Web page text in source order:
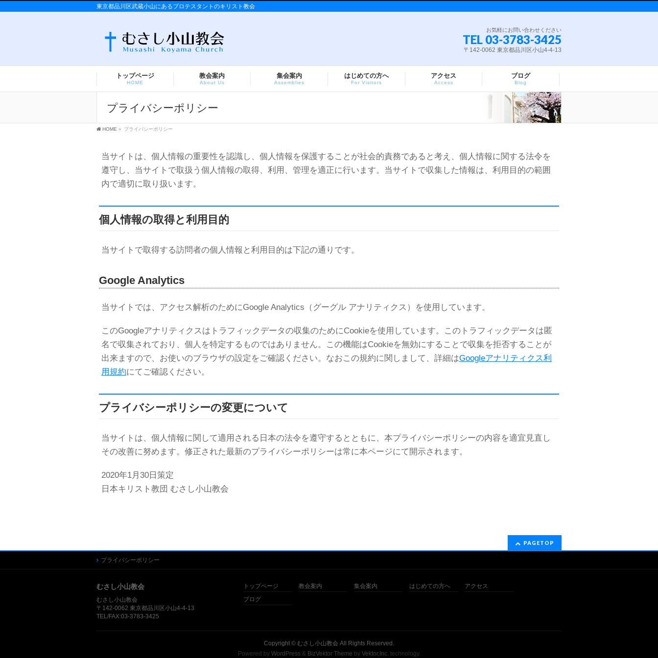
東京都品川区武蔵小山にあるプロテスタントのキリスト教会
お気軽にお問い合わせください
TEL 03-3783-3425
〒142-0062 東京都品川区小山4-4-13
トップページ
HOME
教会案内
About Us
集会案内
Assemblies
はじめての方へ
For Visitors
アクセス
Access
ブログ
Blog
プライバシーポリシー
HOME » プライバシーポリシー
当サイトは、個人情報の重要性を認識し、個人情報を保護することが社会的責務であると考え、個人情報に関する法令を
遵守し、当サイトで取扱う個人情報の取得、利用、管理を適正に行います。当サイトで収集した情報は、利用目的の範囲
内で適切に取り扱います。
個人情報の取得と利用目的
当サイトで取得する訪問者の個人情報と利用目的は下記の通りです。
Google Analytics
当サイトでは、アクセス解析のためにGoogle Analytics（グーグル アナリティクス）を使用しています。
このGoogleアナリティクスはトラフィックデータの収集のためにCookieを使用しています。このトラフィックデータは匿
名で収集されており、個人を特定するものではありません。この機能はCookieを無効にすることで収集を拒否することが
出来ますので、お使いのブラウザの設定をご確認ください。なおこの規約に関しまして、詳細はGoogleアナリティクス利
用規約にてご確認ください。
プライバシーポリシーの変更について
当サイトは、個人情報に関して適用される日本の法令を遵守するとともに、本プライバシーポリシーの内容を適宜見直し
その改善に努めます。修正された最新のプライバシーポリシーは常に本ページにて開示されます。
2020年1月30日策定
日本キリスト教団 むさし小山教会
PAGETOP
プライバシーポリシー
むさし小山教会
むさし小山教会
〒142-0062 東京都品川区小山4-4-13
TEL/FAX:03-3783-3425
トップページ 教会案内 集会案内 はじめての方へ
アクセス
ブログ
Copyright © むさし小山教会 All Rights Reserved.
Powered by WordPress& BizVektor Theme by Vektor,Inc. technology.